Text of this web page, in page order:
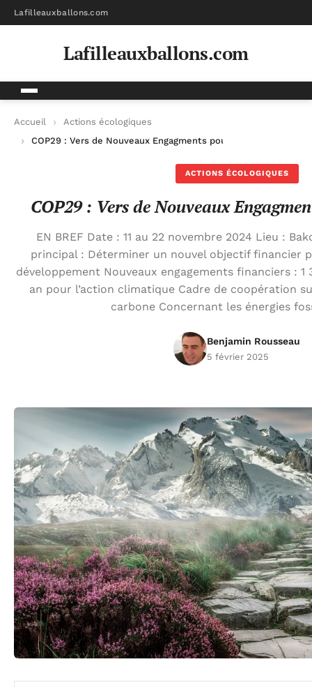
Lafilleauxballons.com
Lafilleauxballons.com
Accueil
Actions écologiques
COP29 : Vers de Nouveaux Engagments pour la Planète
ACTIONS ÉCOLOGIQUES
COP29 : Vers de Nouveaux
EN BREF Date : 11 au 22 novembre 2024 Lieu :
principal : Déterminer un nouvel objectif financier
développement Nouveaux engagements financiers :
an pour l’action climatique Cadre de coopération
carbone Concernant les énergies
Benjamin Rousseau
5 février 2025